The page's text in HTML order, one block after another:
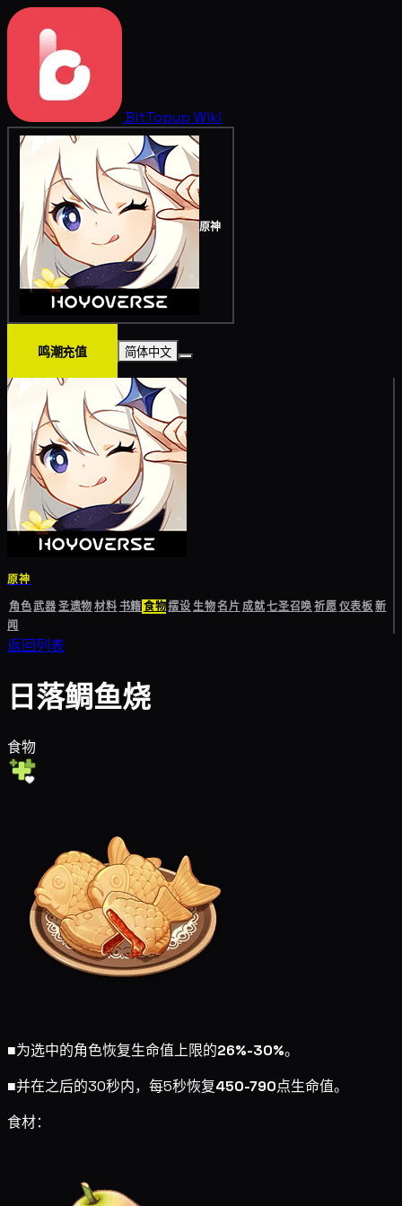
BitTopup Wiki
原神
鸣潮充值 简体中文
原神
角色武器圣遗物材料书籍食物摆设生物名片成就七圣召唤祈愿仪表板新
闻
返回列表
日落鲷鱼烧
食物
■为选中的角色恢复生命值上限的26%-30%。
■并在之后的30秒内，每5秒恢复450-790点生命值。
食材：